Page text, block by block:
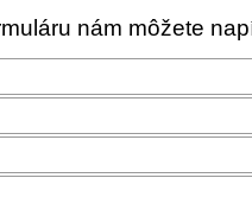
nám môžete